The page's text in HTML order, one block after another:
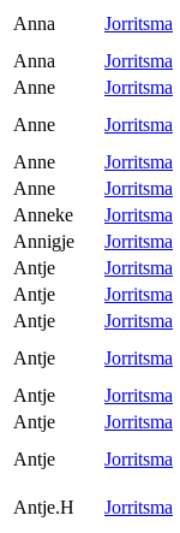
Anna
Jorritsma
Anna
Jorritsma
Anne
Jorritsma
Anne
Jorritsma
Anne
Jorritsma
Anne
Jorritsma
Anneke
Jorritsma
Annigje
Jorritsma
Antje
Jorritsma
Antje
Jorritsma
Antje
Jorritsma
Antje
Jorritsma
Antje
Jorritsma
Antje
Jorritsma
Antje
Jorritsma
Antje.H Jorritsma